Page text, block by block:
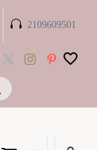

 2109609501